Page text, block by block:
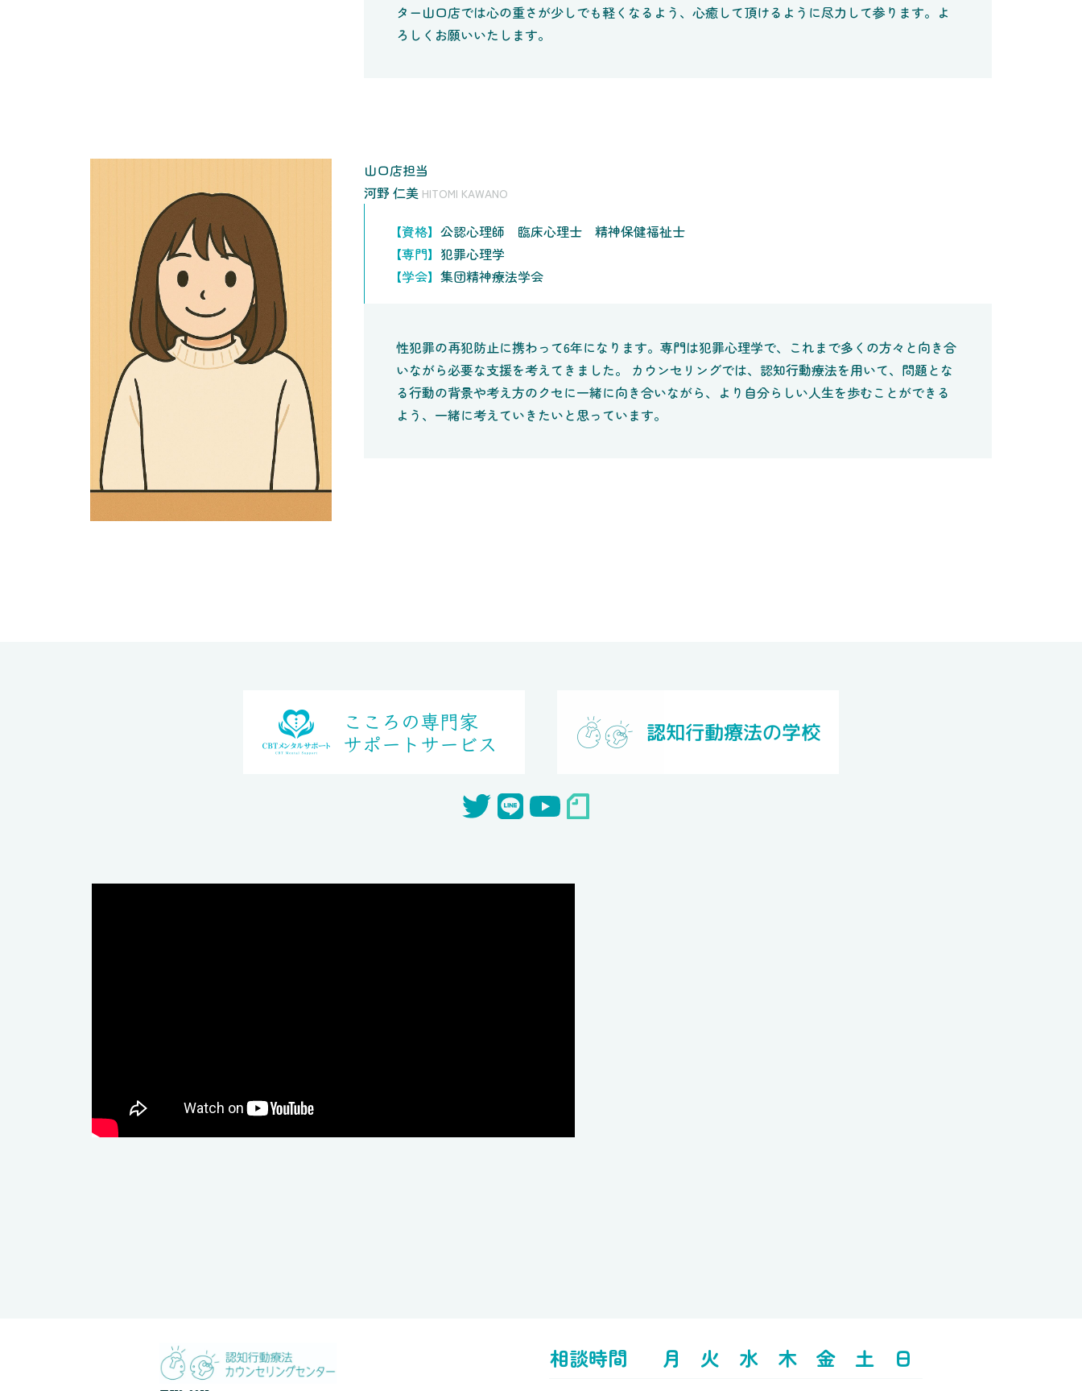
ター山口店では心の重さが少しでも軽くなるよう、心癒して頂けるように尽力して参ります。よ
ろしくお願いいたします。
山口店担当
河野 仁美 HITOMI KAWANO
【資格】 公認心理師 臨床心理士 精神保健福祉士
【専門】 犯罪心理学
【学会】 集団精神療法学会
性犯罪の再犯防止に携わって6年になります。専門は犯罪心理学で、これまで多くの方々と向き合
いながら必要な支援を考えてきました。 カウンセリングでは、認知行動療法を用いて、問題とな
る行動の背景や考え方のクセに一緒に向き合いながら、より自分らしい人生を歩むことができる
よう、一緒に考えていきたいと思っています。
相談時間 月 火 水 木 金 土 日